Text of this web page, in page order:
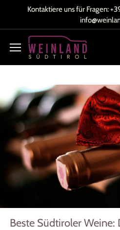
Kontaktiere uns für Fragen:
Beste Südtiroler Weine: